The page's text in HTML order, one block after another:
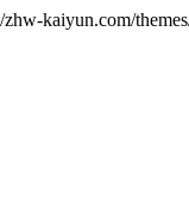
kaiyun.com/